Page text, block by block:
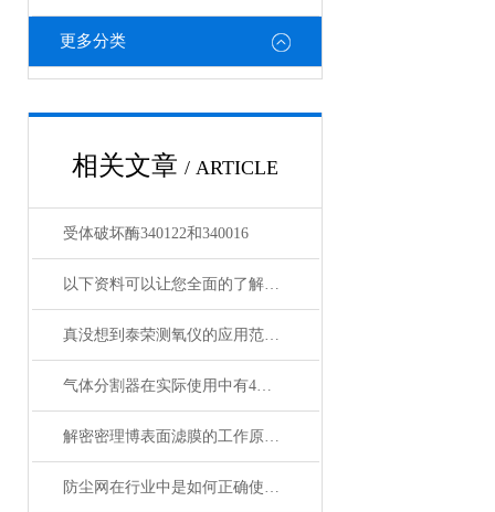
更多分类
相关文章 / ARTICLE
受体破坏酶340122和340016
以下资料可以让您全面的了解泰荣测氧仪
真没想到泰荣测氧仪的应用范围如此之广
气体分割器在实际使用中有4大特性
解密密理博表面滤膜的工作原理与性能优势
防尘网在行业中是如何正确使用的？